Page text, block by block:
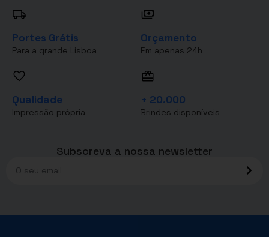
Portes Grátis
Para a grande Lisboa
Orçamento
Em apenas 24h
Qualidade
Impressão própria
+ 20.000
Brindes disponíveis
Subscreva a nossa newsletter